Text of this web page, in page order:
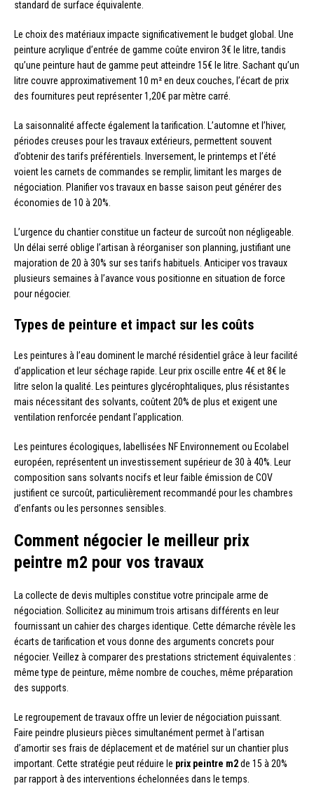
standard de surface équivalente.
Le choix des matériaux impacte significativement le budget global. Une
peinture acrylique d’entrée de gamme coûte environ 3€ le litre, tandis
qu’une peinture haut de gamme peut atteindre 15€ le litre. Sachant qu’un
litre couvre approximativement 10 m² en deux couches, l’écart de prix
des fournitures peut représenter 1,20€ par mètre carré.
La saisonnalité affecte également la tarification. L’automne et l’hiver,
périodes creuses pour les travaux extérieurs, permettent souvent
d’obtenir des tarifs préférentiels. Inversement, le printemps et l’été
voient les carnets de commandes se remplir, limitant les marges de
négociation. Planifier vos travaux en basse saison peut générer des
économies de 10 à 20%.
L’urgence du chantier constitue un facteur de surcoût non négligeable.
Un délai serré oblige l’artisan à réorganiser son planning, justifiant une
majoration de 20 à 30% sur ses tarifs habituels. Anticiper vos travaux
plusieurs semaines à l’avance vous positionne en situation de force
pour négocier.
Types de peinture et impact sur les coûts
Les peintures à l’eau dominent le marché résidentiel grâce à leur facilité
d’application et leur séchage rapide. Leur prix oscille entre 4€ et 8€ le
litre selon la qualité. Les peintures glycérophtaliques, plus résistantes
mais nécessitant des solvants, coûtent 20% de plus et exigent une
ventilation renforcée pendant l’application.
Les peintures écologiques, labellisées NF Environnement ou Ecolabel
européen, représentent un investissement supérieur de 30 à 40%. Leur
composition sans solvants nocifs et leur faible émission de COV
justifient ce surcoût, particulièrement recommandé pour les chambres
d’enfants ou les personnes sensibles.
Comment négocier le meilleur prix
peintre m2 pour vos travaux
La collecte de devis multiples constitue votre principale arme de
négociation. Sollicitez au minimum trois artisans différents en leur
fournissant un cahier des charges identique. Cette démarche révèle les
écarts de tarification et vous donne des arguments concrets pour
négocier. Veillez à comparer des prestations strictement équivalentes :
même type de peinture, même nombre de couches, même préparation
des supports.
Le regroupement de travaux offre un levier de négociation puissant.
Faire peindre plusieurs pièces simultanément permet à l’artisan
d’amortir ses frais de déplacement et de matériel sur un chantier plus
important. Cette stratégie peut réduire le prix peintre m2de 15 à 20%
par rapport à des interventions échelonnées dans le temps.